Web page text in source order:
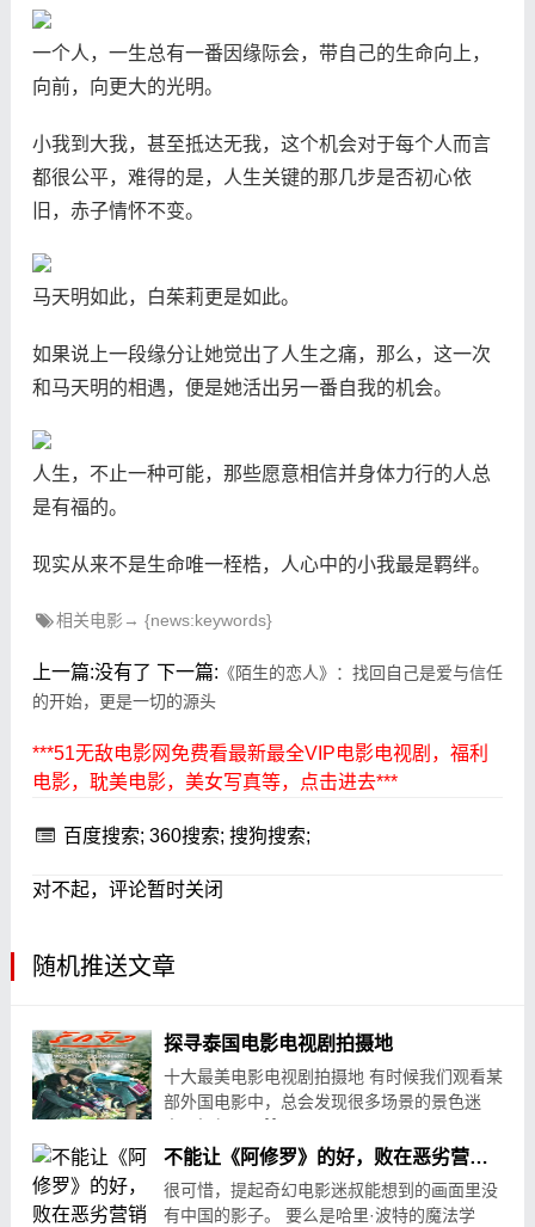
一个人，一生总有一番因缘际会，带自己的生命向上，
向前，向更大的光明。
小我到大我，甚至抵达无我，这个机会对于每个人而言
都很公平，难得的是，人生关键的那几步是否初心依
旧，赤子情怀不变。
马天明如此，白茱莉更是如此。
如果说上一段缘分让她觉出了人生之痛，那么，这一次
和马天明的相遇，便是她活出另一番自我的机会。
人生，不止一种可能，那些愿意相信并身体力行的人总
是有福的。
现实从来不是生命唯一桎梏，人心中的小我最是羁绊。
相关电影→ {news:keywords}
上一篇:没有了 下一篇: 《陌生的恋人》：找回自己是爱与信任
的开始，更是一切的源头
***51无敌电影网免费看最新最全VIP电影电视剧，福利
电影，耽美电影，美女写真等，点击进去***
百度搜索; 360搜索; 搜狗搜索;
对不起，评论暂时关闭
随机推送文章
探寻泰国电影电视剧拍摄地
十大最美电影电视剧拍摄地 有时候我们观看某
部外国电影中，总会发现很多场景的景色迷
不能让《阿修罗》的好，败在恶劣营销上
很可惜，提起奇幻电影迷叔能想到的画面里没
有中国的影子。 要么是哈里·波特的魔法学